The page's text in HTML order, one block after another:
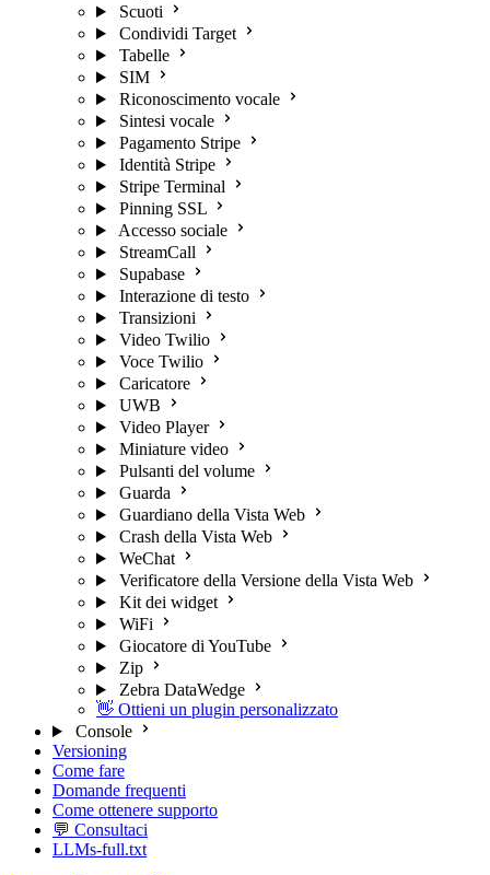
Scuoti
Condividi Target
Tabelle
SIM
Riconoscimento vocale
Sintesi vocale
Pagamento Stripe
Identità Stripe
Stripe Terminal
Pinning SSL
Accesso sociale
StreamCall
Supabase
Interazione di testo
Transizioni
Video Twilio
Voce Twilio
Caricatore
UWB
Video Player
Miniature video
Pulsanti del volume
Guarda
Guardiano della Vista Web
Crash della Vista Web
WeChat
Verificatore della Versione della Vista Web
Kit dei widget
WiFi
Giocatore di YouTube
Zip
Zebra DataWedge
👋 Ottieni un plugin personalizzato
Console
Versioning
Come fare
Domande frequenti
Come ottenere supporto
💬 Consultaci
LLMs-full.txt